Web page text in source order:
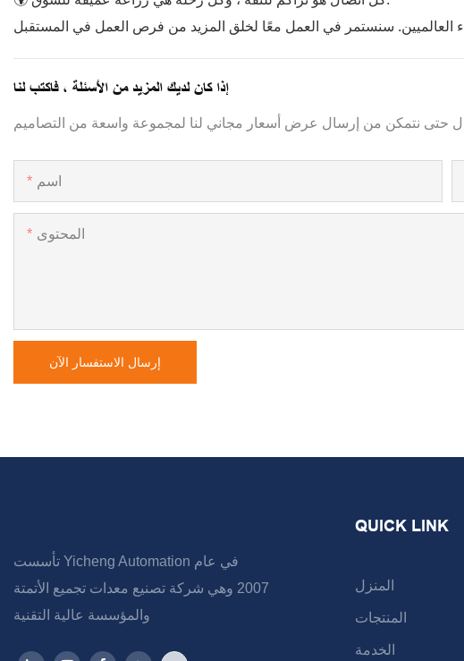
إذا كان لديك المزيد من الأسئلة ، فاكتب لنا
اسم
المحتوى
إرسال الاستفسار الآن
تأسست Yicheng Automation في عام
2007 وهي شركة تصنيع معدات تجميع الأتمتة
QUICK LINK
المنزل
المنتجات
الخدمة